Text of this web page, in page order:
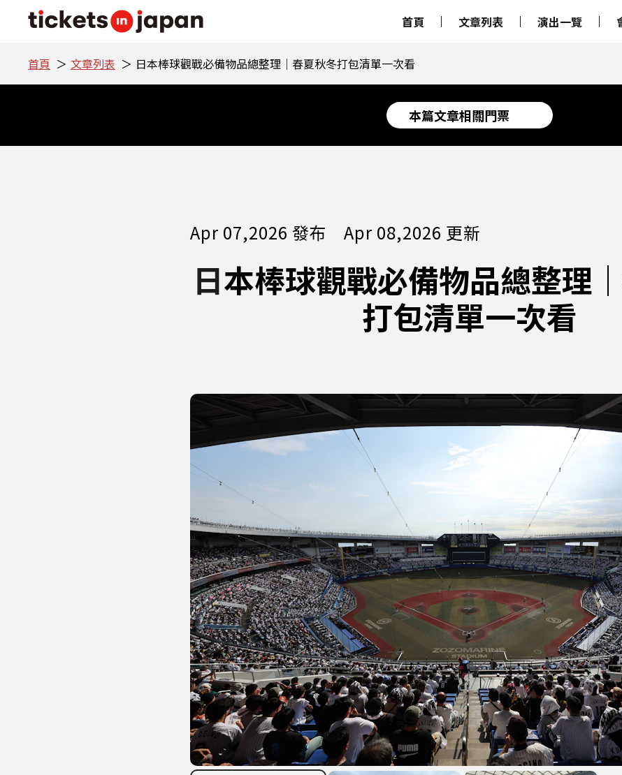
首頁 文章列表 演出一覽
首頁 文章列表 日本棒球觀戰必備物品總整理｜春夏秋冬打包清單一次看
本篇文章相關門票
Apr 07,2026 發布 Apr 08,2026 更新
日本棒球觀戰必備物品總整理｜春夏秋冬
打包清單一次看